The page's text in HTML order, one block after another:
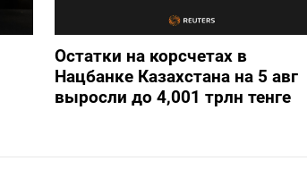
Остатки на корсчетах в
Нацбанке Казахстана на 5 авг
выросли до 4,001 трлн тенге